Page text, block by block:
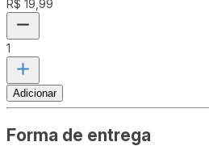
R$ 19,99
1
Adicionar
Forma de entrega